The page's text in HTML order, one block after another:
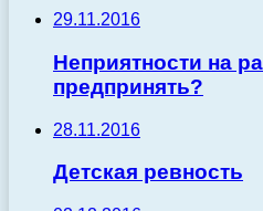
29.11.2016
Неприятности на
предпринять?
28.11.2016
Детская ревность